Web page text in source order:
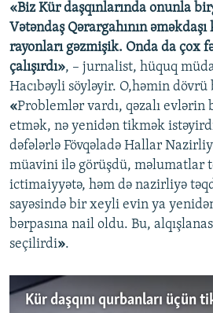
«Biz Kür daşqınlarında onunla
Vətəndaş Qərargahının
rayonları gəzmişik. Onda da çox
çalışırdı», – jurnalist, hüquq
Hacıbəyli söyləyir. O,həmin dövrü
«Problemlər vardı, qəzalı evlərin
etmək, nə yenidən tikmək
dəfələrlə Fövqəladə Hallar
müavini ilə görüşdü, məlumatlar
ictimaiyyətə, həm də nazirliyə
sayəsində bir xeyli evin ya
bərpasına nail oldu. Bu,
seçilirdi».